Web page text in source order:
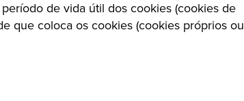
de vida útil dos cookies (cookies de
que coloca os cookies (cookies próprios ou